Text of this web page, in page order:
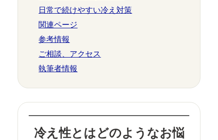
日常で続けやすい冷え対策
関連ページ
参考情報
ご相談、アクセス
執筆者情報
冷え性とはどのようなお悩